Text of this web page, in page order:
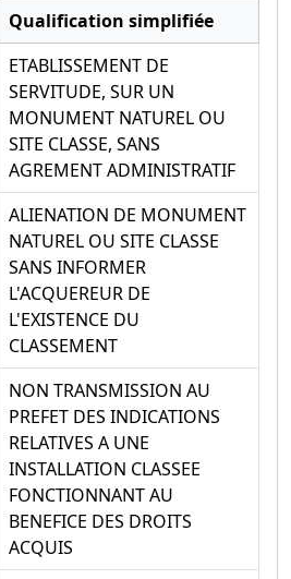
Qualification simplifiée
ETABLISSEMENT DE
SERVITUDE, SUR UN
MONUMENT NATUREL OU
SITE CLASSE, SANS
AGREMENT ADMINISTRATIF
ALIENATION DE MONUMENT
NATUREL OU SITE CLASSE
SANS INFORMER
L'ACQUEREUR DE
L'EXISTENCE DU
CLASSEMENT
NON TRANSMISSION AU
PREFET DES INDICATIONS
RELATIVES A UNE
INSTALLATION CLASSEE
FONCTIONNANT AU
BENEFICE DES DROITS
ACQUIS